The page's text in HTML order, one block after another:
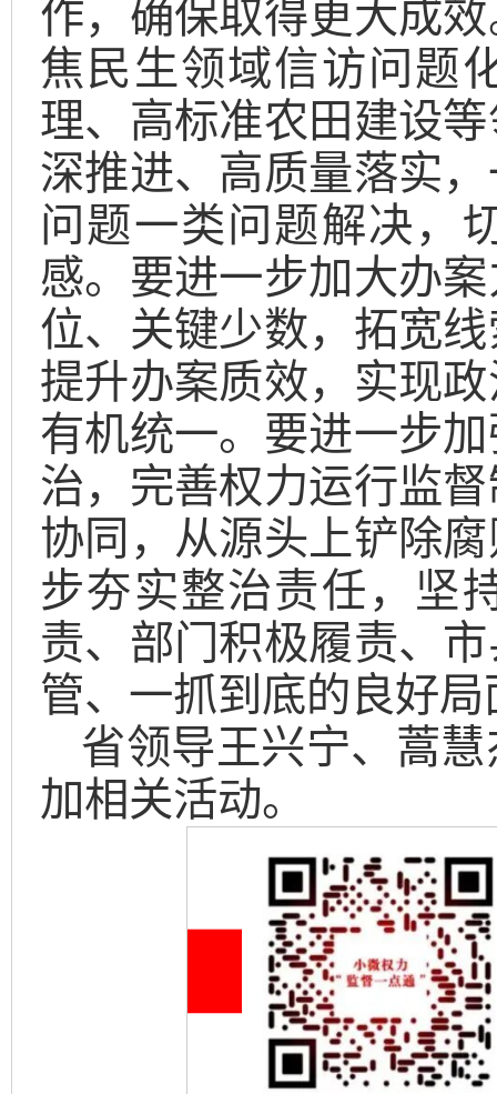
作，确保取得更大成
焦民生领域信访问题
理、高标准农田建设
深推进、高质量落实
问题一类问题解决，
感。要进一步加大办
位、关键少数，拓宽
提升办案质效，实现
有机统一。要进一步
治，完善权力运行监
协同，从源头上铲除
步夯实整治责任，坚
责、部门积极履责、
管、一抓到底的良好局
省领导王兴宁、蒿
加相关活动。